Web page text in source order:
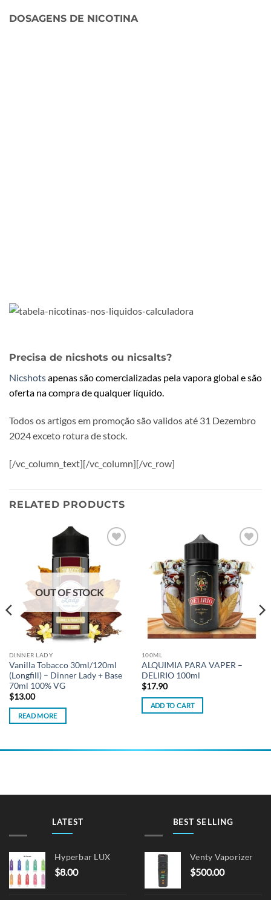
DOSAGENS DE NICOTINA
Precisa de nicshots ou nicsalts?
Nicshotsapenas são comercializadas pela vapora global e são
oferta na compra de qualquer líquido.
Todos os artigos em promoção são validos até 31 Dezembro
2024 exceto rotura de stock.
[/vc_column_text][/vc_column][/vc_row]
RELATED PRODUCTS
OUT OF STOCK
DINNER LADY
Vanilla Tobacco 30ml/120ml
(Longfill) – Dinner Lady + Base
70ml 100% VG
$13.00
READ MORE
wishlist
100ML
ALQUIMIA PARA VAPER –
DELIRIO 100ml
$17.90
ADD TO CART
LATEST
Hyperbar LUX
$8.00
BEST SELLING
Venty Vaporizer
$500.00